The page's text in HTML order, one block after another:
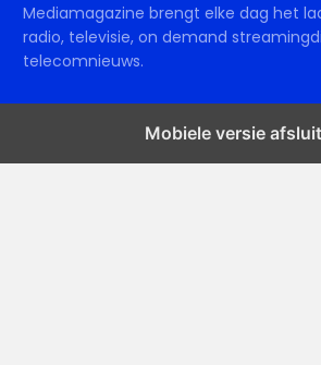
Mediamagazine brengt elke dag het
radio, televisie, on demand
telecomnieuws.
Mobiele versie